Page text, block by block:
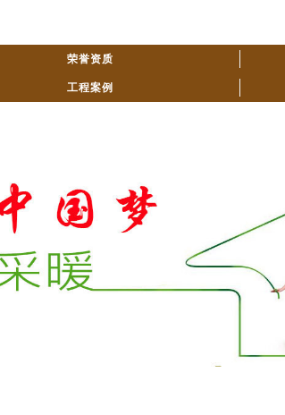
荣誉资质
工程案例